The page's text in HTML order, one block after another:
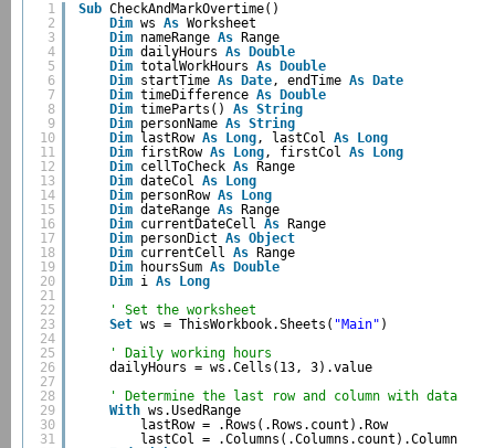
1
2
3
4
5
6
7
8
9
10
11
12
13
14
15
16
17
18
19
20
21
22
23
24
25
26
27
28
29
30
31
Sub CheckAndMarkOvertime()
Dim ws As Worksheet
Dim nameRange As
Range
Dim dailyHours As
Double
Dim totalWorkHours As
Double
Dim startTime As Date, endTime As
Date
Dim timeDifference As
Double
Dim timeParts() As String
Dim personName As String
Dim
lastRow As Long, lastCol As
Long
Dim firstRow As Long, firstCol As
Long
Dim cellToCheck As
Range
Dim dateCol As
Long
Dim personRow As
Long
Dim dateRange As
Range
Dim currentDateCell As
Range
Dim personDict As Object
Dim currentCell As
Range
Dim
hoursSum As
Double
Dim i As
Long
' Set the worksheet
Set ws = ThisWorkbook.Sheets( "Main" )
' Daily working hours
dailyHours = ws.Cells(13, 3).value
' Determine the last row and column with data
With ws.UsedRange
lastRow = .Rows(.Rows.count).Row
lastCol = .Columns(.Columns.count).Column